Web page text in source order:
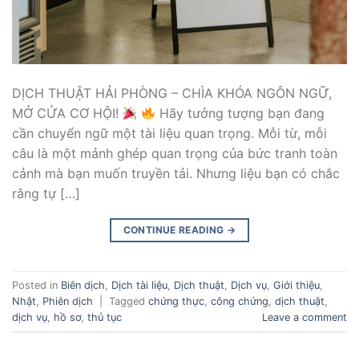
DỊCH THUẬT HẢI PHÒNG – CHÌA KHÓA NGÔN NGỮ,
MỞ CỬA CƠ HỘI!
Hãy tưởng tượng bạn đang
cần chuyển ngữ một tài liệu quan trọng. Mỗi từ, mỗi
câu là một mảnh ghép quan trọng của bức tranh toàn
cảnh mà bạn muốn truyền tải. Nhưng liệu bạn có chắc
rằng tự […]
CONTINUE READING →
Posted in Biên dịch Dịch tài liệu Dịch thuật Dịch vụ Giới thiệu
Nhật
Phiên dịch Tagged chứng thực công chứng dịch thuật
dịch vụ hồ sơ, thủ tục Leave a comment